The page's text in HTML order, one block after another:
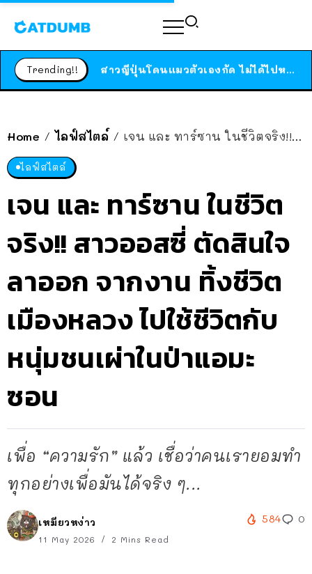
Trending!! ได้เวลาเด็กหนวดรวมตัว RF Online Next เปิดให้เล่นแล้ว เกม Sci-Fi MMORPG ระดับตำนาน เล่นได้ทั้งมือถือและ PC
Home / ไลฟ์สไตล์ / เจน และ ทาร์ซาน ในชีวิตจริง!! สาวออสซี่ ตัดสินใจลาออก จากงาน ทิ้งชีวิตเมืองหลวง ไปใช้ชีวิตกับหนุ่มชนเผ่าในป่าแอมะซอน
ไลฟ์สไตล์
เจน และ ทาร์ซาน ในชีวิต
จริง!! สาวออสซี่ ตัดสินใจ
ลาออก จากงาน ทิ้งชีวิต
เมืองหลวง ไปใช้ชีวิตกับ
หนุ่มชนเผ่าในป่าแอมะ
ซอน
เพื่อ “ความรัก” แล้ว เชื่อว่าคนเรายอมทำ
ทุกอย่างเพื่อมันได้จริง ๆ...
เหมียวหง่าว
11 May 2026 2 Mins Read
584 0